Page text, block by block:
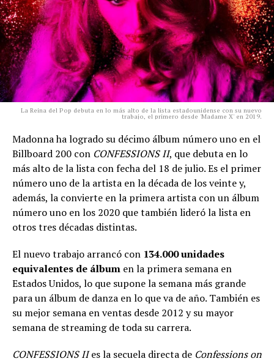
La Reina del Pop debuta en lo más alto de la lista estadounidense con su nuevo
trabajo, el primero desde 'Madame X' en 2019.
Madonna ha logrado su décimo álbum número uno en el
Billboard 200 con CONFESSIONS II, que debuta en lo
más alto de la lista con fecha del 18 de julio. Es el primer
número uno de la artista en la década de los veinte y,
además, la convierte en la primera artista con un álbum
número uno en los 2020 que también lideró la lista en
otros tres décadas distintas.
El nuevo trabajo arrancó con 134.000 unidades
equivalentes de álbum en la primera semana en
Estados Unidos, lo que supone la semana más grande
para un álbum de danza en lo que va de año. También es
su mejor semana en ventas desde 2012 y su mayor
semana de streaming de toda su carrera.
CONFESSIONS IIes la secuela directa de Confessions on